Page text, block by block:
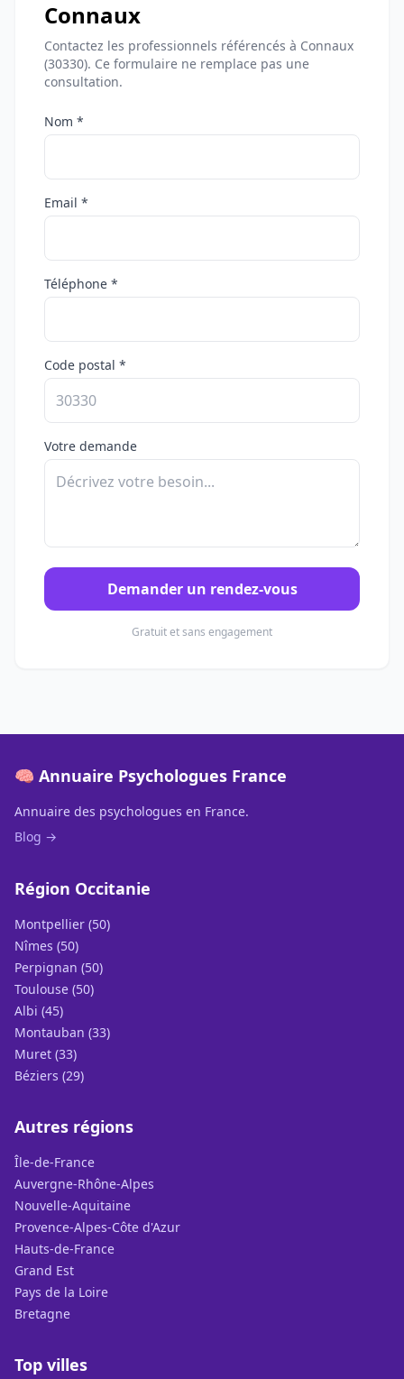
Connaux
Contactez les professionnels référencés à Connaux
(30330). Ce formulaire ne remplace pas une
consultation.
Nom *
Email *
Téléphone *
Code postal *
Votre demande
Demander un rendez-vous
Gratuit et sans engagement
🧠 Annuaire Psychologues France
Annuaire des psychologues en France.
Blog →
Région Occitanie
Montpellier (50)
Nîmes (50)
Perpignan (50)
Toulouse (50)
Albi (45)
Montauban (33)
Muret (33)
Béziers (29)
Autres régions
Île-de-France
Auvergne-Rhône-Alpes
Nouvelle-Aquitaine
Provence-Alpes-Côte d'Azur
Hauts-de-France
Grand Est
Pays de la Loire
Bretagne
Top villes